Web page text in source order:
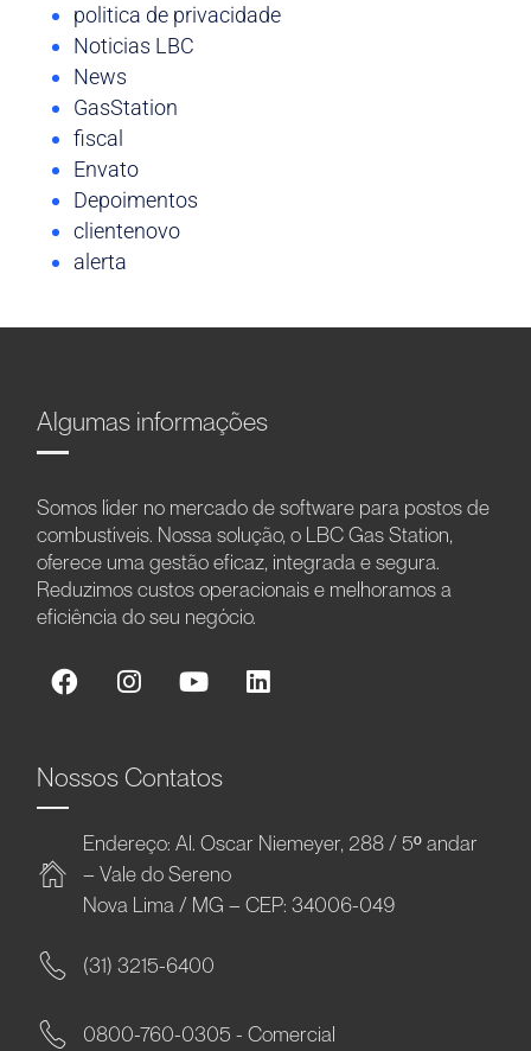
politica de privacidade
Noticias LBC
News
GasStation
fiscal
Envato
Depoimentos
clientenovo
alerta
Algumas informações
Somos líder no mercado de software para postos de
combustíveis. Nossa solução, o LBC Gas Station,
oferece uma gestão eficaz, integrada e segura.
Reduzimos custos operacionais e melhoramos a
eficiência do seu negócio.
Nossos Contatos
Endereço: Al. Oscar Niemeyer, 288 / 5º andar
– Vale do Sereno
Nova Lima / MG – CEP: 34006-049
(31) 3215-6400
0800-760-0305 - Comercial